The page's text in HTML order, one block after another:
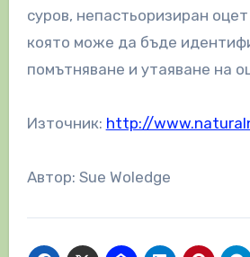
суров, непастьоризиран
която може да бъде
помътняване и утаяване на
Източник: http://
Автор: Sue Woledge